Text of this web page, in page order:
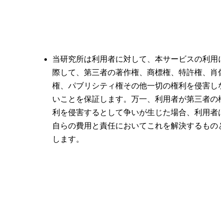
当研究所は利用者に対して、本サービスの利用
際して、第三者の著作権、商標権、特許権、肖
権、パブリシティ権その他一切の権利を侵害し
いことを保証します。万一、利用者が第三者の
利を侵害するとして争いが生じた場合、利用者
自らの費用と責任においてこれを解決するもの
します。